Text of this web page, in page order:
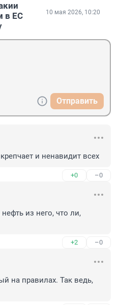
в ЕС
10 мая 2026, 10:20
Отправить
и ненавидит всех
+0 –0
из него, что ли,
+2 –0
на правилах. Так ведь,